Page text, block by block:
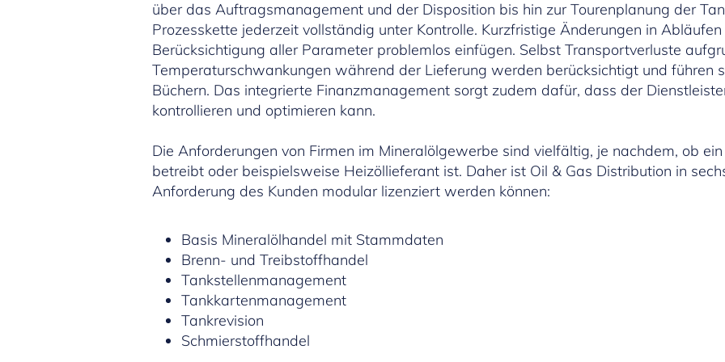
über das Auftragsmanagement und der Disposition bis hin zur Tourenplanung der
Prozesskette jederzeit vollständig unter Kontrolle. Kurzfristige Änderungen in
Berücksichtigung aller Parameter problemlos einfügen. Selbst Transportverluste
Temperaturschwankungen während der Lieferung werden berücksichtigt und führen
Büchern. Das integrierte Finanzmanagement sorgt zudem dafür, dass der
kontrollieren und optimieren kann.
Die Anforderungen von Firmen im Mineralölgewerbe sind vielfältig, je nachdem, ob
betreibt oder beispielsweise Heizöllieferant ist. Daher ist Oil & Gas Distribution in
Anforderung des Kunden modular lizenziert werden können:
Basis Mineralölhandel mit Stammdaten
Brenn- und Treibstoffhandel
Tankstellenmanagement
Tankkartenmanagement
Tankrevision
Schmierstoffhandel